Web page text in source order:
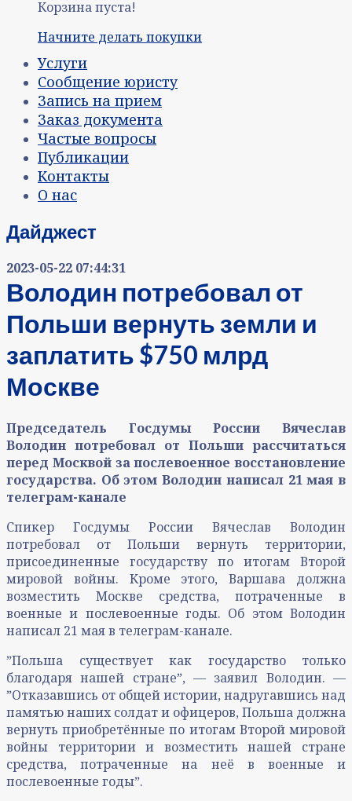
Корзина пуста!
Начните делать покупки
Услуги
Сообщение юристу
Запись на прием
Заказ документа
Частые вопросы
Публикации
Контакты
О нас
Дайджест
2023-05-22 07:44:31
Володин потребовал от
Польши вернуть земли и
заплатить $750 млрд
Москве
Председатель Госдумы России Вячеслав
Володин потребовал от Польши рассчитаться
перед Москвой за послевоенное восстановление
государства. Об этом Володин написал 21 мая в
телеграм-канале
Спикер Госдумы России Вячеслав Володин
потребовал от Польши вернуть территории,
присоединенные государству по итогам Второй
мировой войны. Кроме этого, Варшава должна
возместить Москве средства, потраченные в
военные и послевоенные годы. Об этом Володин
написал 21 мая в телеграм-канале.
ˮПольша существует как государство только
благодаря нашей странеˮ, — заявил Володин. —
ˮОтказавшись от общей истории, надругавшись над
памятью наших солдат и офицеров, Польша должна
вернуть приобретённые по итогам Второй мировой
войны территории и возместить нашей стране
средства, потраченные на неё в военные и
послевоенные годыˮ.